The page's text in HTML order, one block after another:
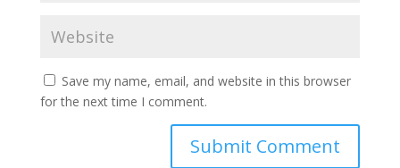
Save my name, email, and website in this browser
for the next time I comment.